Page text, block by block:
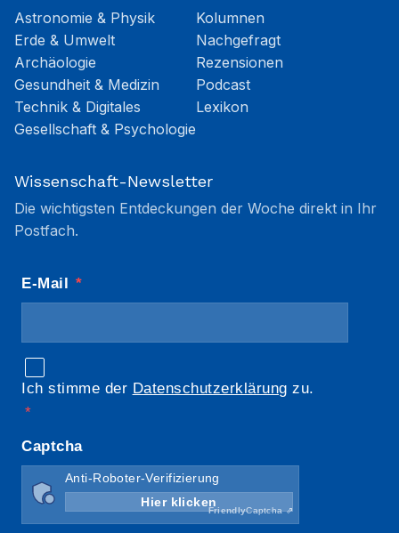
Astronomie & Physik
Erde & Umwelt
Archäologie
Gesundheit & Medizin
Technik & Digitales
Gesellschaft & Psychologie
Kolumnen
Nachgefragt
Rezensionen
Podcast
Lexikon
Wissenschaft-Newsletter
Die wichtigsten Entdeckungen der Woche direkt in Ihr
Postfach.